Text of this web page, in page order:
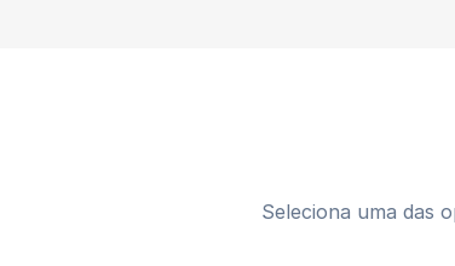
Seleciona uma das